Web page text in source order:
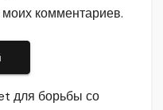
комментариев.
для борьбы со